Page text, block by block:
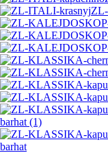
barhat (1)
barhat